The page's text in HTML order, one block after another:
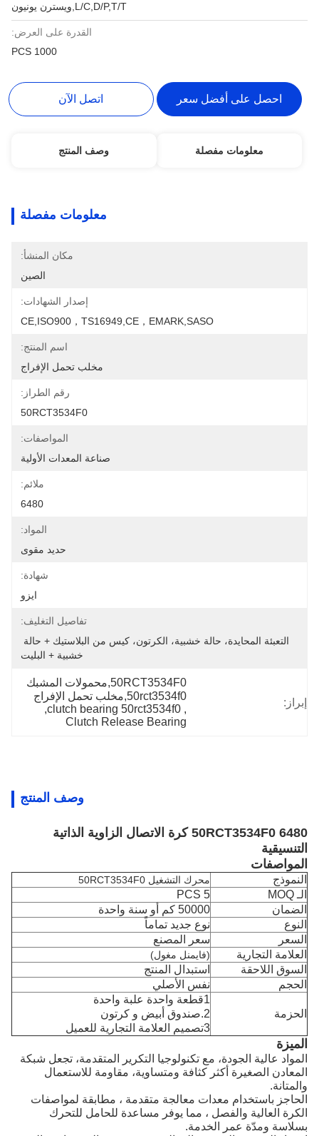
L/C,D/P,T/T,ويسترن يونيون
القدرة على العرض:
1000 PCS
احصل على أفضل سعر اتصل الآن
معلومات مفصلة وصف المنتج
معلومات مفصلة
مكان المنشأ:
الصين
إصدار الشهادات:
CE,ISO900，TS16949,CE，EMARK,SASO
اسم المنتج:
مخلب تحمل الإفراج
رقم الطراز:
50RCT3534F0
المواصفات:
صناعة المعدات الأولية
ملائم:
6480
المواد:
حديد مقوى
شهادة:
ايزو
تفاصيل التغليف:
التعبئة المحايدة، حالة خشبية، الكرتون، كيس من البلاستيك + حالة
خشبية + البليت
إبراز:
50RCT3534F0,محمولات المشبك
50rct3534f0,مخلب تحمل الإفراج
,
clutch bearing 50rct3534f0
,
Clutch Release Bearing
وصف المنتج
6480 50RCT3534F0 كرة الاتصال الزاوية الذاتية
التنسيقية
المواصفات
النموذج محرك التشغيل 50RCT3534F0
الـ MOQ
5 PCS
الضمان
50000 كم أو سنة واحدة
النوع
نوع جديد تماماً
السعر
سعر المصنع
العلامة التجارية
(فايمنل مغول)
السوق اللاحقة
استبدال المنتج
الحجم
نفس الأصلي
الحزمة
1قطعة واحدة علبة واحدة
2.صندوق أبيض و كرتون
3تصميم العلامة التجارية للعميل
الميزة
المواد عالية الجودة، مع تكنولوجيا التكرير المتقدمة، تجعل شبكة
المعادن الصغيرة أكثر كثافة ومتساوية، مقاومة للاستعمال
والمتانة.
الحاجز باستخدام معدات معالجة متقدمة ، مطابقة لمواصفات
الكرة العالية والفصل ، مما يوفر مساعدة للحامل للتحرك
بسلاسة ومدّة عمر الخدمة.